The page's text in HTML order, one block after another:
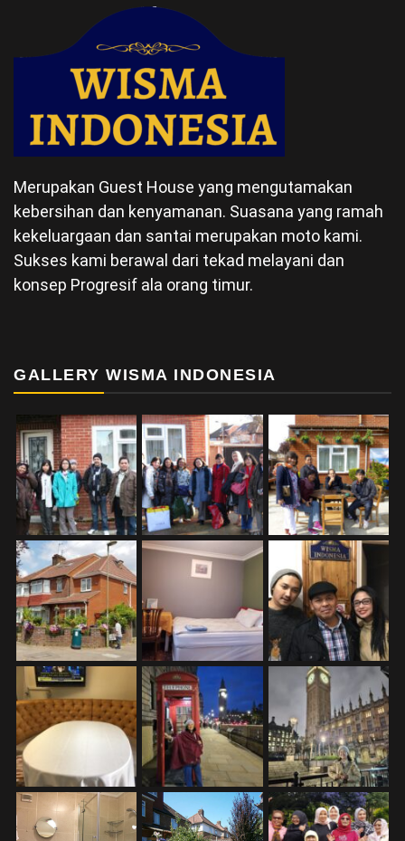
Merupakan Guest House yang mengutamakan
kebersihan dan kenyamanan. Suasana yang ramah
kekeluargaan dan santai merupakan moto kami.
Sukses kami berawal dari tekad melayani dan
konsep Progresif ala orang timur.
GALLERY WISMA INDONESIA